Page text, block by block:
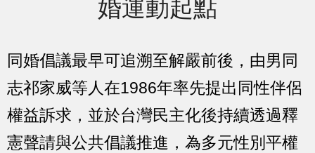
婚運動起點
同婚倡議最早可追溯至解嚴前後，由男同
志祁家威等人在1986年率先提出同性伴侶
權益訴求，並於台灣民主化後持續透過釋
憲聲請與公共倡議推進，為多元性別平權